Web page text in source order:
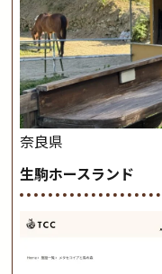
奈良県
生駒ホースランド